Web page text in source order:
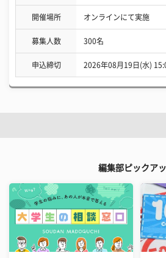
開催場所 オンラインにて実施
募集人数 300名
申込締切 2026年08月19日(水)
編集部ピックア